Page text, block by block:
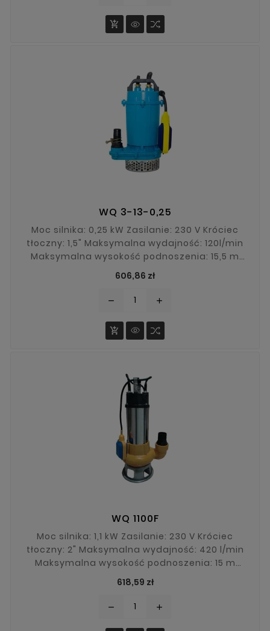
zanieczyszczeń stałych itp.

WQ 3-13-0,25
Moc silnika: 0,25 kW Zasilanie: 230 V Króciec
tłoczny: 1,5" Maksymalna wydajność: 120l/min
Maksymalna wysokość podnoszenia: 15,5 m
Maksymalna średnica zanieczyszczeń: 5 mm
606,86 złCena
remove add

WQ 1100F
Moc silnika: 1,1 kW Zasilanie: 230 V Króciec
tłoczny: 2" Maksymalna wydajność: 420 l/min
Maksymalna wysokość podnoszenia: 15 m
Maksymalna średnica zanieczyszczeń: 35 mm
618,59 złCena
remove add